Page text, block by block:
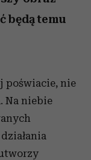
będą temu
poświacie, nie
Na niebie